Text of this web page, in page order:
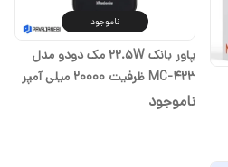
ناموجود
پاور بانک 22.5W مک دودو مدل
MC-423 ظرفیت 20000 میلی آمپر
ساعت (ارسال رایگان با انتخاب
ناموجود